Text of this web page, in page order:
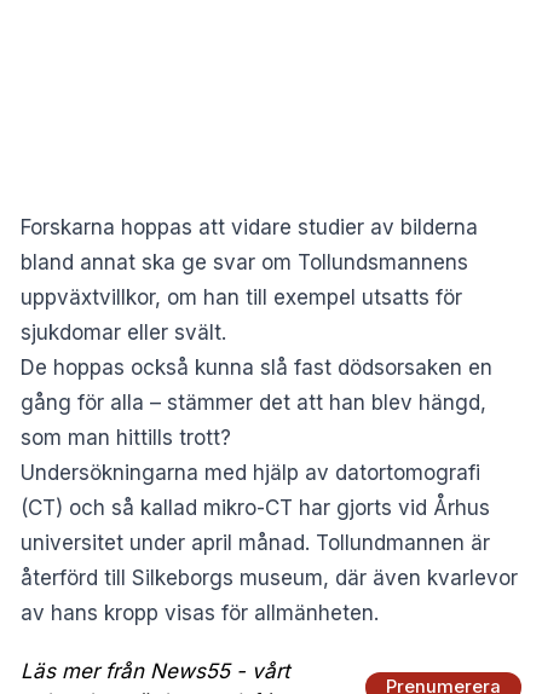
Forskarna hoppas att vidare studier av bilderna
bland annat ska ge svar om Tollundsmannens
uppväxtvillkor, om han till exempel utsatts för
sjukdomar eller svält.
De hoppas också kunna slå fast dödsorsaken en
gång för alla – stämmer det att han blev hängd,
som man hittills trott?
Undersökningarna med hjälp av datortomografi
(CT) och så kallad mikro-CT har gjorts vid Århus
universitet under april månad. Tollundmannen är
återförd till Silkeborgs museum, där även kvarlevor
av hans kropp visas för allmänheten.
Läs mer från News55 - vårt
Prenumerera